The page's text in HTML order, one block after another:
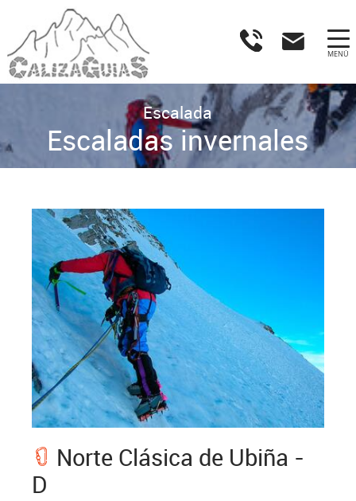
MENÚ
Escalada
Escaladas invernales
Norte Clásica de Ubiña -
D